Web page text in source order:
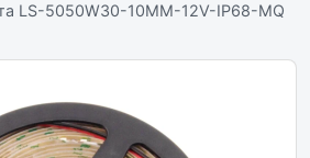
LS-5050W30-10MM-12V-IP68-MQ